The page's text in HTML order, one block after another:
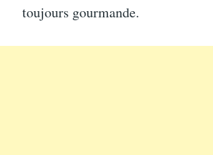
toujours gourmande.